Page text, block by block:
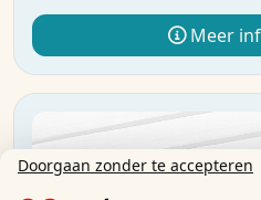
Meer
Doorgaan zonder te accepteren